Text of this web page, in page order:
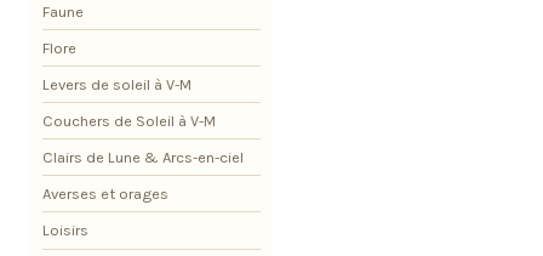
Faune
Flore
Levers de soleil à V-M
Couchers de Soleil à V-M
Clairs de Lune & Arcs-en-ciel
Averses et orages
Loisirs